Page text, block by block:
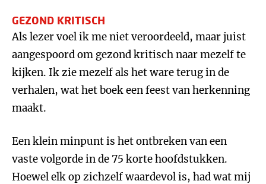
GEZOND KRITISCH
Als lezer voel ik me niet veroordeeld, maar juist
aangespoord om gezond kritisch naar mezelf te
kijken. Ik zie mezelf als het ware terug in de
verhalen, wat het boek een feest van herkenning
maakt.
Een klein minpunt is het ontbreken van een
vaste volgorde in de 75 korte hoofdstukken.
Hoewel elk op zichzelf waardevol is, had wat mij